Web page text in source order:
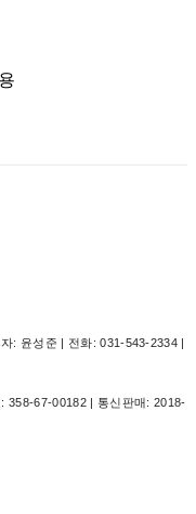
: 윤성준 | 전화: 031-543-2334 |
358-67-00182| 통신판매: 2018-